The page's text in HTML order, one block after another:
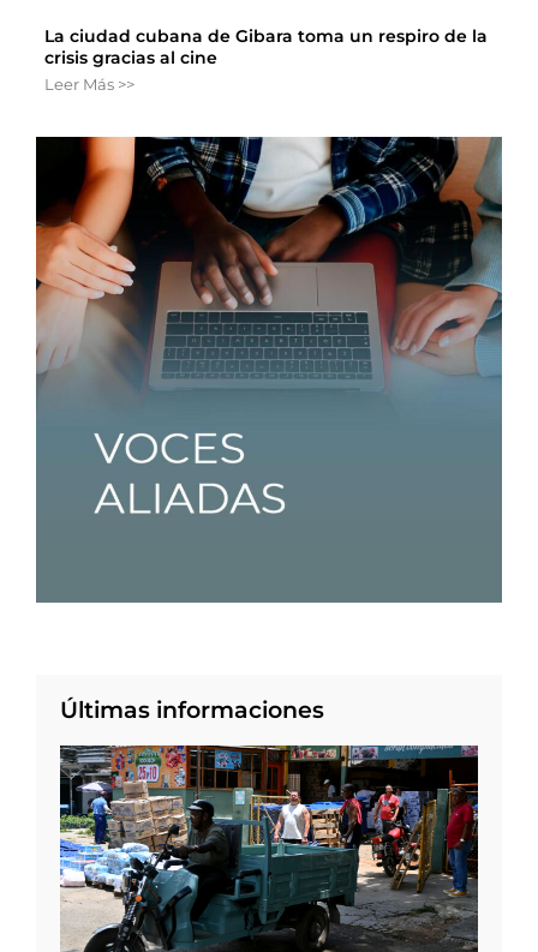
La ciudad cubana de Gibara toma un respiro de la
crisis gracias al cine
Leer Más >>
Últimas informaciones